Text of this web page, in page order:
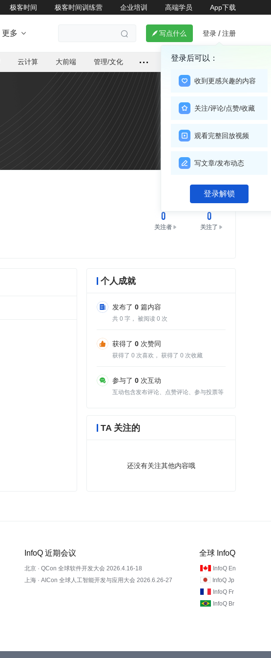
极客时间 极客时间训练营 企业培训 高端学员 App下载
更多    写点什么 登录 / 注册
登录后可以：
收到更感兴趣的内容
关注/评论/点赞/收藏
观看完整回放视频
写文章/发布动态
登录解锁
云计算 大前端 管理/文化
关注
0
关注者
0
关注了
个人成就
发布了 0 篇内容
共 0 字， 被阅读 0 次
获得了 0 次赞同
获得了 0 次喜欢， 获得了 0 次收藏
参与了 0 次互动
互动包含发布评论、点赞评论、参与投票等
TA 关注的
还没有关注其他内容哦
InfoQ 近期会议
北京 · QCon 全球软件开发大会 2026.4.16-18
上海 · AICon 全球人工智能开发与应用大会 2026.6.26-27
全球 InfoQ
InfoQ En
InfoQ Jp
InfoQ Fr
InfoQ Br